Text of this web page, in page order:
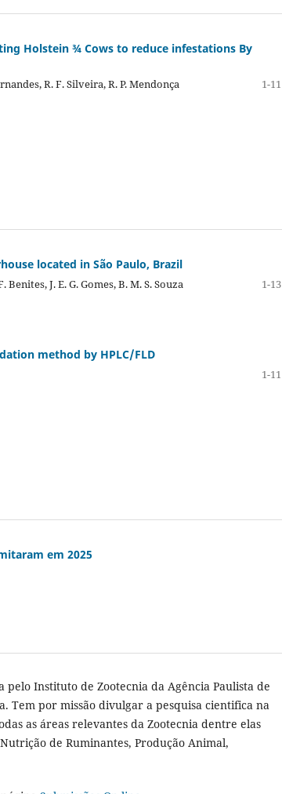
Holstein ¾ Cows to reduce infestations By
R. F. Silveira, R. P. Mendonça
1-11
located in São Paulo, Brazil
J. E. G. Gomes, B. M. S. Souza
1-13
method by HPLC/FLD
1-11
em 2025
Instituto de Zootecnia da Agência Paulista de
Tem por missão divulgar a pesquisa cientifica na
as áreas relevantes da Zootecnia dentre elas
de Ruminantes, Produção Animal,